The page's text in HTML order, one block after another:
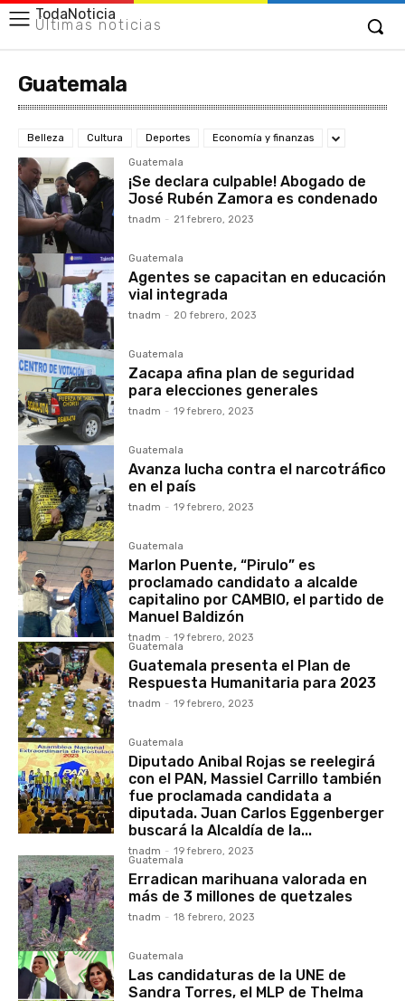
TodaNoticia
Últimas noticias
Guatemala
Belleza Cultura Deportes Economía y finanzas
Guatemala
¡Se declara culpable! Abogado de
José Rubén Zamora es condenado
tnadm - 21 febrero, 2023
Guatemala
Agentes se capacitan en educación
vial integrada
tnadm - 20 febrero, 2023
Guatemala
Zacapa afina plan de seguridad
para elecciones generales
tnadm - 19 febrero, 2023
Guatemala
Avanza lucha contra el narcotráfico
en el país
tnadm - 19 febrero, 2023
Guatemala
Marlon Puente, “Pirulo” es
proclamado candidato a alcalde
capitalino por CAMBIO, el partido de
Manuel Baldizón
tnadm - 19 febrero, 2023
Guatemala
Guatemala presenta el Plan de
Respuesta Humanitaria para 2023
tnadm - 19 febrero, 2023
Guatemala
Diputado Anibal Rojas se reelegirá
con el PAN, Massiel Carrillo también
fue proclamada candidata a
diputada. Juan Carlos Eggenberger
buscará la Alcaldía de la...
tnadm - 19 febrero, 2023
Guatemala
Erradican marihuana valorada en
más de 3 millones de quetzales
tnadm - 18 febrero, 2023
Guatemala
Las candidaturas de la UNE de
Sandra Torres, el MLP de Thelma